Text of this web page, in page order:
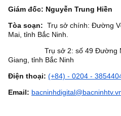
Giám đốc: Nguyễn Trung Hiền
Tòa soạn: Trụ sở chính: Đường
Mai, tỉnh Bắc Ninh.
Trụ sở 2: số 49 Đường
Giang, tỉnh Bắc Ninh
Điện thoại: (+84) - 0204 -
Email: